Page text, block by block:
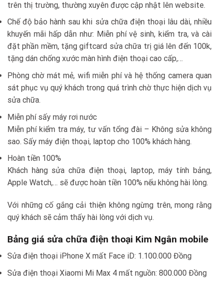
trên thị trường, thường xuyên được cập nhật lên website.
Chế độ bảo hành sau khi sửa chữa điện thoại lâu dài, nhiều
khuyến mãi hấp dẫn như: Miễn phí vệ sinh, kiểm tra, và cài
đặt phần mềm, tặng giftcard sửa chữa trị giá lên đến 100k,
tặng dán chống xước màn hình điện thoại cao cấp,…
Phòng chờ mát mẻ, wifi miễn phí và hệ thống camera quan
sát phục vụ quý khách trong quá trình chờ thực hiện dịch vụ
sửa chữa.
Miễn phí sấy máy rơi nước
Miễn phí kiểm tra máy, tư vấn tổng đài – Không sửa không
sao. Sấy máy điện thoại, laptop cho 100% khách hàng.
Hoàn tiền 100%
Khách hàng sửa chữa điện thoại, laptop, máy tính bảng,
Apple Watch,… sẽ được hoàn tiền 100% nếu không hài lòng.
Với những cố gắng cải thiện không ngừng trên, mong rằng
quý khách sẽ cảm thấy hài lòng với dịch vụ.
Bảng giá sửa chữa điện thoại Kim Ngân mobile
Sửa điện thoại iPhone X mất Face iD: 1.100.000 Đồng
Sửa điện thoại Xiaomi Mi Max 4 mất nguồn: 800.000 Đồng